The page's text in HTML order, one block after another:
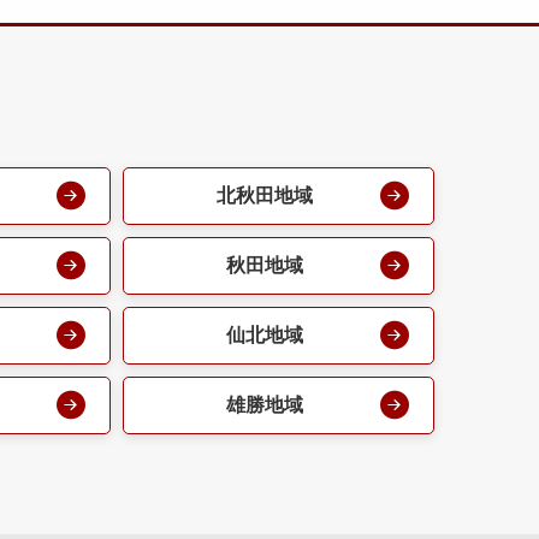
北秋田地域
秋田地域
仙北地域
雄勝地域